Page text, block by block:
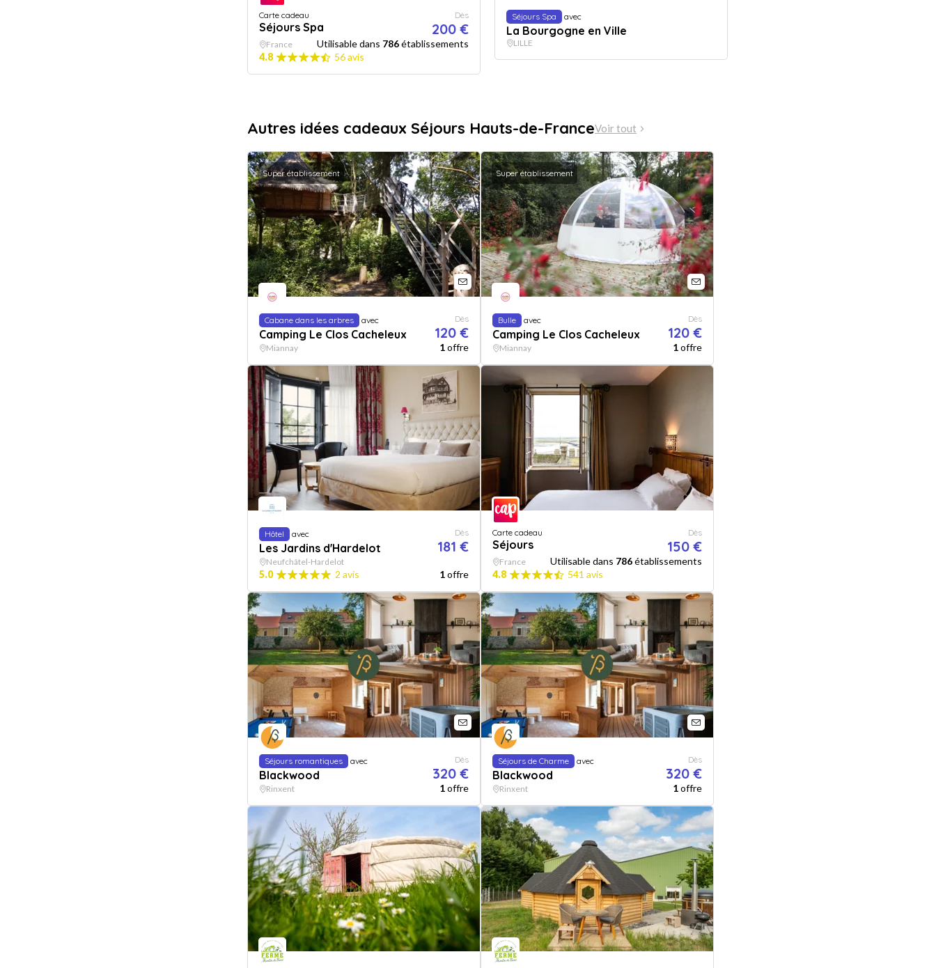
Carte cadeau
Séjours Spa
Dès
200 €
France Utilisable dans 786établissements
4.8
56 avis
Séjours Spa avec
La Bourgogne en Ville
LILLE
Autres idées cadeaux Séjours Hauts-de-FranceVoir tout
Super établissement
Cabane dans les arbres avec
Camping Le Clos Cacheleux
Dès
120 €
Miannay 1offre
Super établissement
Bulle avec
Camping Le Clos Cacheleux
Dès
120 €
Miannay 1offre
Hôtel avec
Les Jardins d'Hardelot
Dès
181 €
Neufchâtel-Hardelot
5.0 2 avis 1offre
Carte cadeau
Séjours
Dès
150 €
France Utilisable dans 786établissements
4.8
541 avis
Séjours romantiques avec
Blackwood
Dès
320 €
Rinxent 1offre
Séjours de Charme avec
Blackwood
Dès
320 €
Rinxent 1offre